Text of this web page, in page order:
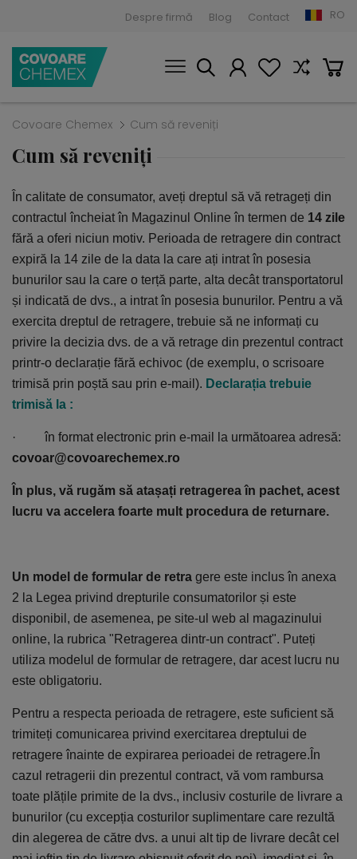
Despre firmă Blog Contact RO
Covoare Chemex Cum să reveniți
Cum să reveniți
În calitate de consumator, aveți dreptul să vă retrageți din
contractul încheiat în Magazinul Online în termen de 14 zile
fără a oferi niciun motiv. Perioada de retragere din contract
expiră la 14 zile de la data la care ați intrat în posesia
bunurilor sau la care o terță parte, alta decât transportatorul
și indicată de dvs., a intrat în posesia bunurilor. Pentru a vă
exercita dreptul de retragere, trebuie să ne informați cu
privire la decizia dvs. de a vă retrage din prezentul contract
printr-o declarație fără echivoc (de exemplu, o scrisoare
trimisă prin poștă sau prin e-mail). Declarația trebuie
trimisă la :
· în format electronic prin e-mail la următoarea adresă:
covoar@covoarechemex.ro
În plus, vă rugăm să atașați retragerea în pachet, acest
lucru va accelera foarte mult procedura de returnare.
Un model de formular de retra gere este inclus în anexa
2 la Legea privind drepturile consumatorilor și este
disponibil, de asemenea, pe site-ul web al magazinului
online, la rubrica "Retragerea dintr-un contract". Puteți
utiliza modelul de formular de retragere, dar acest lucru nu
este obligatoriu.
Pentru a respecta perioada de retragere, este suficient să
trimiteți comunicarea privind exercitarea dreptului de
retragere înainte de expirarea perioadei de retragere.În
cazul retragerii din prezentul contract, vă vom rambursa
toate plățile primite de la dvs., inclusiv costurile de livrare a
bunurilor (cu excepția costurilor suplimentare care rezultă
din alegerea de către dvs. a unui alt tip de livrare decât cel